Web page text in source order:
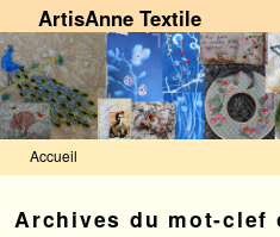
ArtisAnne Textile
Accueil
Archives du mot-clef